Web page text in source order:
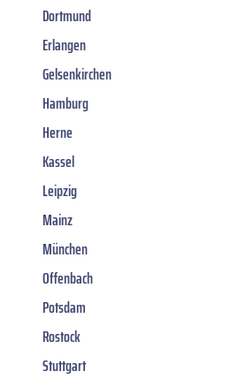
Dortmund
Erlangen
Gelsenkirchen
Hamburg
Herne
Kassel
Leipzig
Mainz
München
Offenbach
Potsdam
Rostock
Stuttgart